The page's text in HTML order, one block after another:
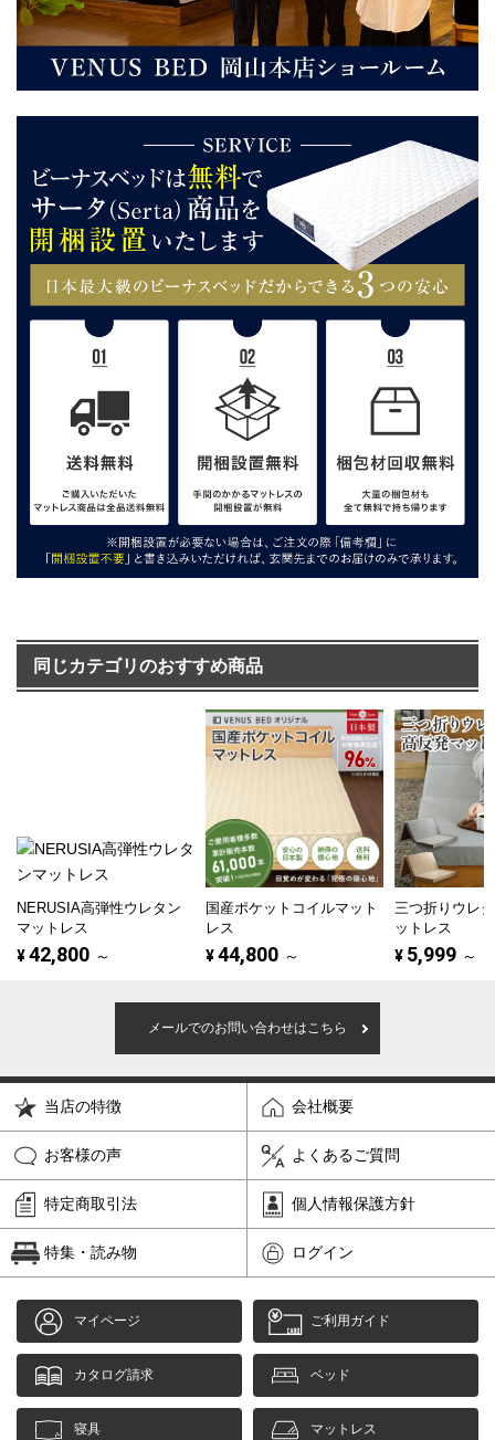
同じカテゴリのおすすめ商品
NERUSIA高弾性ウレタン
マットレス
¥42,800 ～
国産ポケットコイルマット
レス
¥44,800 ～
三つ折りウレ
ットレス
¥ 5,999 ～
メールでのお問い合わせはこちら
当店の特徴 会社概要
お客様の声 よくあるご質問
特定商取引法 個人情報保護方針
特集・読み物 ログイン
マイページ ご利用ガイド
カタログ請求 ベッド
寝具 マットレス